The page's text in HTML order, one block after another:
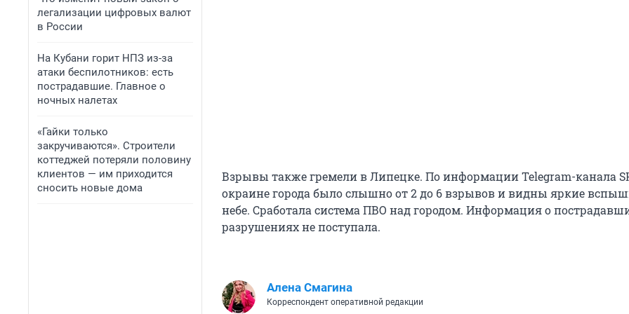
легализации цифровых валют
в России
На Кубани горит НПЗ из-за
атаки беспилотников: есть
пострадавшие. Главное о
ночных налетах
«Гайки только
закручиваются». Строители
коттеджей потеряли половину
клиентов — им приходится
сносить новые дома
Взрывы также гремели в Липецке. По информации Telegram-канала
окраине города было слышно от 2 до 6 взрывов и видны яркие
небе. Сработала система ПВО над городом. Информация о
разрушениях не поступала.
Алена Смагина
Корреспондент оперативной редакции